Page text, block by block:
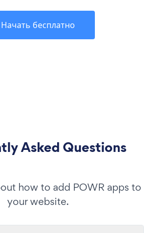
Начать бесплатно
Asked Questions
how to add POWR apps to
your website.